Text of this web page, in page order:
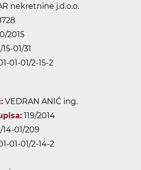
nekretnine j.d.o.o.
2015
01/31
01-01/2-15-2
VEDRAN ANIĆ ing.
119/2014
14-01/209
01-01/2-14-2